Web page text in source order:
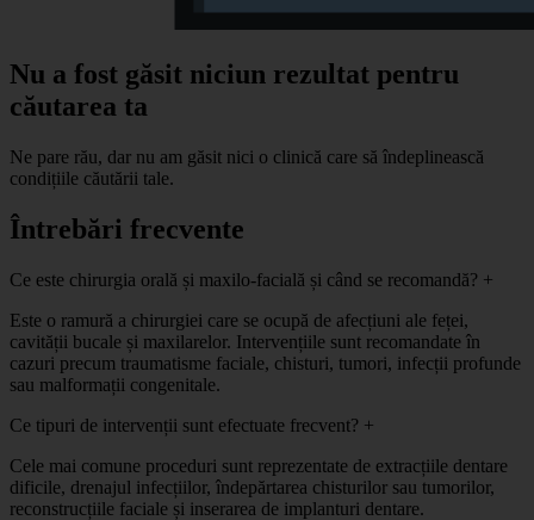
Nu a fost găsit niciun rezultat pentru
căutarea ta
Ne pare rău, dar nu am găsit nici o clinică care să îndeplinească
condițiile căutării tale.
Întrebări frecvente
Ce este chirurgia orală și maxilo-facială și când se recomandă? +
Este o ramură a chirurgiei care se ocupă de afecțiuni ale feței,
cavității bucale și maxilarelor. Intervențiile sunt recomandate în
cazuri precum traumatisme faciale, chisturi, tumori, infecții profunde
sau malformații congenitale.
Ce tipuri de intervenții sunt efectuate frecvent? +
Cele mai comune proceduri sunt reprezentate de extracțiile dentare
dificile, drenajul infecțiilor, îndepărtarea chisturilor sau tumorilor,
reconstrucțiile faciale și inserarea de implanturi dentare.